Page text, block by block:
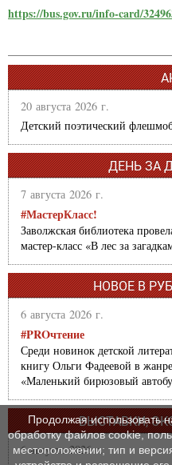
https://bus.gov.ru/info-card/
20 августа 2026 г.
Детский поэтический
ДЕНЬ ЗА
7 августа 2026 г.
#МастерКласс!
Заволжская библиотека
мастер-класс «В лес за
НОВОЕ В
6 августа 2026 г.
#PROчтение
Среди новинок детской
книгу Ольги Фадеевой в
«Маленький бирюзовый
ВЫСТАВКИ,
6 августа 2026 г.
Продолжая использовать
обработку файлов cookie,
местоположении; тип и